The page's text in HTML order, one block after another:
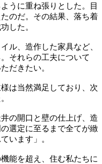
うに重ね張りとした。目
のだ。その結果、落ち着
した。
ル、造作した家具など、
それらの工夫について
だきたい。
は当然満足しており、次
の開口と壁の仕上げ、造
選定に至るまで全てが緻
います」。
能を超え、住む私たちに